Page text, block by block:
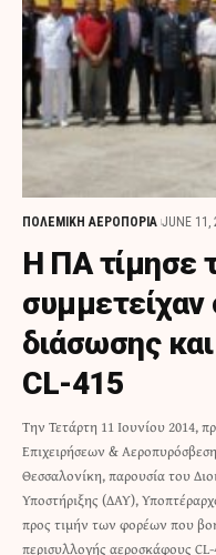
ΠΟΛΕΜΙΚΗ ΑΕΡΟΠΟΡΙΑ JUNE 11,
H ΠΑ τίμησε
συμμετείχαν
διάσωσης
CL-415
Την Τετάρτη 11 Ιουνίου 2014,
Επιχειρήσεων &
Θεσσαλονίκη, παρουσία του
Υποστήριξης (ΔΑΥ),
προς τιμήν των φορέων που
περισυλλογής αεροσκάφους